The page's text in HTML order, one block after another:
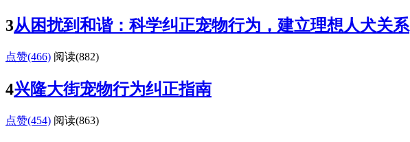
3从困扰到和谐：科学纠正宠物行为，建立理想人犬关系
点赞(466) 阅读(882)
4兴隆大街宠物行为纠正指南
点赞(454) 阅读(863)